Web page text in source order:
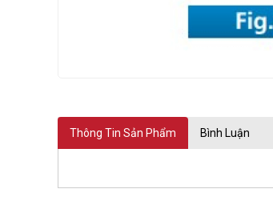
Thông Tin Sản Phẩm Bình Luận